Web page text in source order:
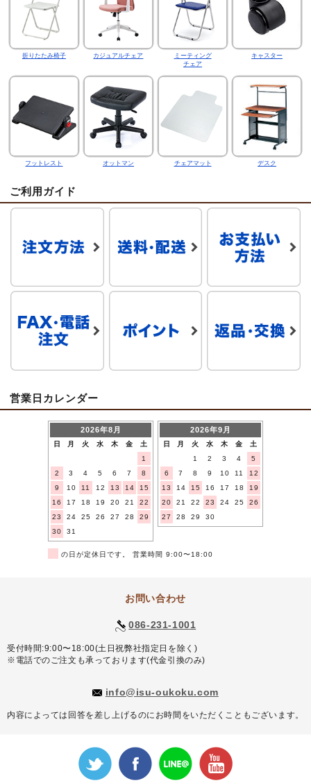
折りたたみ椅子 カジュアルチェア
ミーティング
チェア
キャスター
フットレスト オットマン チェアマット デスク
ご利用ガイド
営業日カレンダー
2026年8月
日 月 火 水 木 金
土
1
2
3 4 5 6 7
8
9
10 11 12 13 14
15
16
17 18 19 20 21
22
23
24 25 26 27 28
29
30
31
2026年9月
日 月 火 水 木 金
土
1
2 3 4
5
6
7 8 9 10 11
12
13
14 15 16 17 18
19
20
21 22 23 24 25
26
27
28 29 30
の日が定休日です。 営業時間 9:00〜18:00
お問い合わせ
086-231-1001
受付時間:9:00〜18:00(土日祝弊社指定日を除く)
※電話でのご注文も承っております(代金引換のみ)
info@isu-oukoku.com
内容によっては回答を差し上げるのにお時間をいただくこともございます。